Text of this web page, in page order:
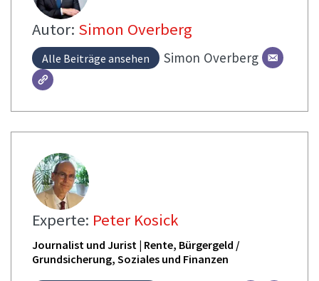
Autor: Simon Overberg
Alle Beiträge ansehen Simon Overberg
Experte: Peter Kosick
Journalist und Jurist | Rente, Bürgergeld /
Grundsicherung, Soziales und Finanzen